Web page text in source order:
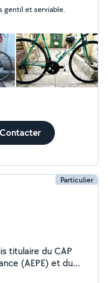
gentil et serviable.
Contacter
Particulier
(AEPE) et du